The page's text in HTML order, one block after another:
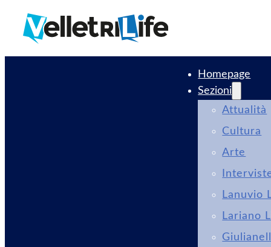
Homepage
Sezioni
Attualità
Cultura
Arte
Lanuvio
Lariano